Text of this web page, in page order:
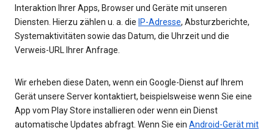
Interaktion Ihrer Apps, Browser und Geräte mit unseren
Diensten. Hierzu zählen u. a. die IP-Adresse, Absturzberichte,
Systemaktivitäten sowie das Datum, die Uhrzeit und die
Verweis-URL Ihrer Anfrage.
Wir erheben diese Daten, wenn ein Google-Dienst auf Ihrem
Gerät unsere Server kontaktiert, beispielsweise wenn Sie eine
App vom Play Store installieren oder wenn ein Dienst
automatische Updates abfragt. Wenn Sie ein Android-Gerät mit